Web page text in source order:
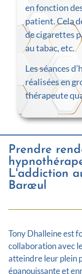
en fonction
patient. Cela
de cigarettes
au tabac, etc.
Les séances
réalisées en
thérapeute
Prendre
L'addiction
Barœul
Tony Dhalleine est
collaboration avec
atteindre leur plein
épanouissante et